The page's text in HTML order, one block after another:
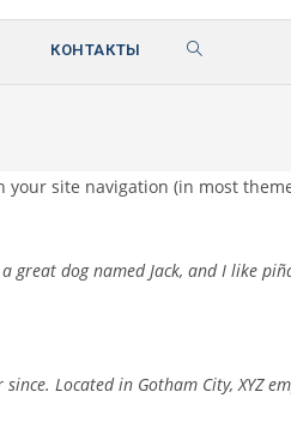
КОНТАКТЫ
site navigation (in most
great dog named Jack, and I like
Located in Gotham City, XYZ